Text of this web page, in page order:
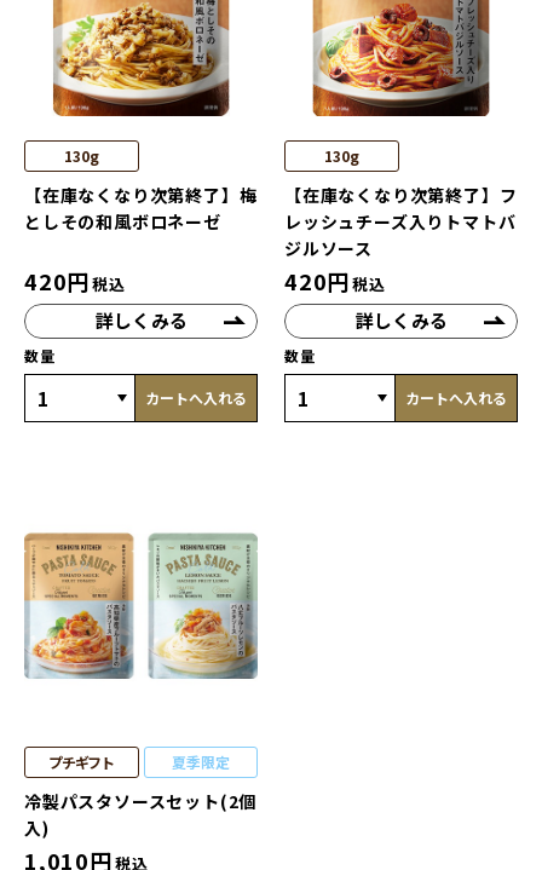
130g
【在庫なくなり次第終了】梅
としその和風ボロネーゼ
420円税込
詳しくみる
数量
カートへ入れる
130g
【在庫なくなり次第終了】フ
レッシュチーズ入りトマトバ
ジルソース
420円税込
詳しくみる
数量
カートへ入れる
プチギフト 夏季限定
冷製パスタソースセット(2個
入)
1,010円税込